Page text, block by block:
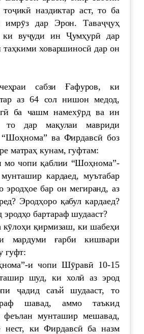
наздиктар аст, то ба
имрӯз дар Эрон. Таваҷҷуҳ
вуҷуди ин Ҷумҳурӣ дар
ховаршиносӣ дар он
сабзи Ғафуров, ки
аз 64 сол нишон медод,
ба чашм намехӯрд ва ин
то дар мақулаи мавриди
ва Фирдавсӣ боз
матраҳ кунам, гуфтам:
мо чопи қаблии “Шоҳнома”-
кардаед, муътабар
эродҳое бар он мегиранд, аз
Эродҳоро қабул кардаед?
бартараф шудааст?
кӯлоҳи қирмизаш, ки шабеҳи
мардуми ғарби кишвари
гуфт:
и чопи Шӯравӣ 10-15
шуд, ки холӣ аз эрод
ҷадид саъй шудааст, то
шавад, аммо таъкид
мунташир мешавад,
нест, ки Фирдавсӣ ба назм